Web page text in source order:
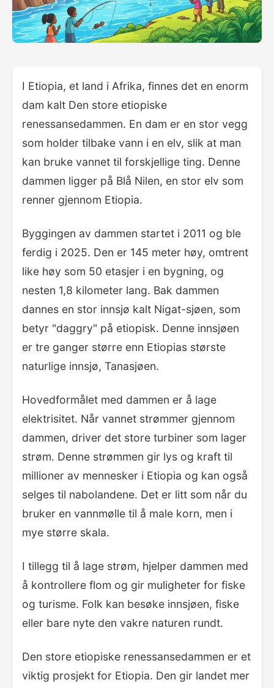
I Etiopia, et land i Afrika, finnes det en enorm
dam kalt Den store etiopiske
renessansedammen. En dam er en stor vegg
som holder tilbake vann i en elv, slik at man
kan bruke vannet til forskjellige ting. Denne
dammen ligger på Blå Nilen, en stor elv som
renner gjennom Etiopia.
Byggingen av dammen startet i 2011 og ble
ferdig i 2025. Den er 145 meter høy, omtrent
like høy som 50 etasjer i en bygning, og
nesten 1,8 kilometer lang. Bak dammen
dannes en stor innsjø kalt Nigat-sjøen, som
betyr "daggry" på etiopisk. Denne innsjøen
er tre ganger større enn Etiopias største
naturlige innsjø, Tanasjøen.
Hovedformålet med dammen er å lage
elektrisitet. Når vannet strømmer gjennom
dammen, driver det store turbiner som lager
strøm. Denne strømmen gir lys og kraft til
millioner av mennesker i Etiopia og kan også
selges til nabolandene. Det er litt som når du
bruker en vannmølle til å male korn, men i
mye større skala.
I tillegg til å lage strøm, hjelper dammen med
å kontrollere flom og gir muligheter for fiske
og turisme. Folk kan besøke innsjøen, fiske
eller bare nyte den vakre naturen rundt.
Den store etiopiske renessansedammen er et
viktig prosjekt for Etiopia. Den gir landet mer